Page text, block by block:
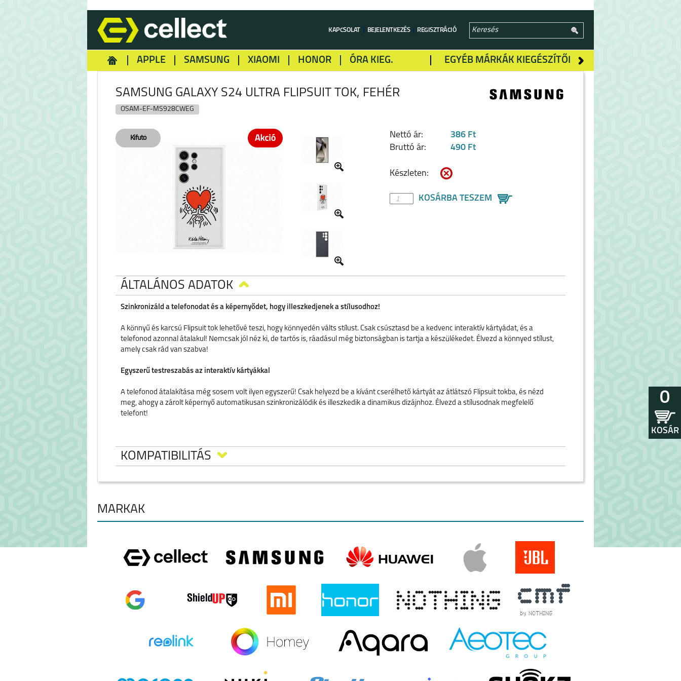
KAPCSOLAT BEJELENTKEZÉS REGISZTRÁCIÓ
EGYÉB MÁRKÁK KIEGÉSZÍTŐI
APPLE SAMSUNG XIAOMI HONOR ÓRA KIEG.
SAMSUNG GALAXY S24 ULTRA FLIPSUIT TOK, FEHÉR
OSAM-EF-MS928CWEG
Nettó ár:
386 Ft
Bruttó ár:
490 Ft
Készleten:
KOSÁRBA TESZEM
ÁLTALÁNOS ADATOK
Szinkronizáld a telefonodat és a képernyődet, hogy illeszkedjenek a stílusodhoz!
A könnyű és karcsú Flipsuit tok lehetővé teszi, hogy könnyedén válts stílust. Csak csúsztasd be a kedvenc interaktív kártyádat, és a
telefonod azonnal átalakul! Nemcsak jól néz ki, de tartós is, ráadásul még biztonságban is tartja a készülékedet. Élvezd a könnyed stílust,
amely csak rád van szabva!
Egyszerű testreszabás az interaktív kártyákkal
A telefonod átalakítása még sosem volt ilyen egyszerű! Csak helyezd be a kívánt cserélhető kártyát az átlátszó Flipsuit tokba, és nézd
meg, ahogy a zárolt képernyő automatikusan szinkronizálódik és illeszkedik a dinamikus dizájnhoz. Élvezd a stílusodnak megfelelő
telefont!
KOMPATIBILITÁS
MÁRKÁK
0
KOSÁR